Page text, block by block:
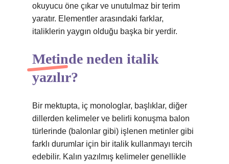
okuyucu öne çıkar ve unutulmaz bir terim
yaratır. Elementler arasındaki farklar,
italiklerin yaygın olduğu başka bir yerdir.
Metinde neden italik
yazılır?
Bir mektupta, iç monologlar, başlıklar, diğer
dillerden kelimeler ve belirli konuşma balon
türlerinde (balonlar gibi) işlenen metinler gibi
farklı durumlar için bir italik kullanmayı tercih
edebilir. Kalın yazılmış kelimeler genellikle